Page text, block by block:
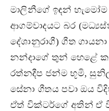
මාලිනීගේ ඉඳන් හැමෝම
ආගම්වාදයට බර
දේශානුරාගී) ගීත
නන්දාගේ තුන් හෙළේ
රත්නදීප ජන්ම භූමි,
සේනා ගීතය පවා ඔය
ඒත් වික්ටර්ගේ අතින් ඒ